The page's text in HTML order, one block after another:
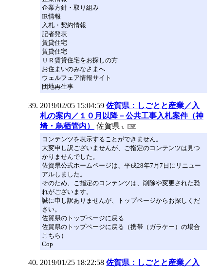
企業方針・取り組み
IR情報
入札・契約情報
記者発表
賃貸住宅
賃貸住宅
ＵＲ賃貸住宅をお探しの方
お住まいのみなさまへ
ウェルフェア情報サイト
団地再生事
2019/02/05 15:04:59 佐賀県：しごとと産業／入
札の案内／１０月以降－公共工事入札案件（神
埼・鳥栖管内）
佐賀県
コンテンツを表示することができません。
大変申し訳ございませんが、ご指定のコンテンツは見つ
かりませんでした。
佐賀県公式ホームページは、平成28年7月7日にリニュー
アルしました。
そのため、ご指定のコンテンツは、削除や変更された恐
れがございます。
誠に申し訳ありませんが、トップページからお探しくだ
さい。
佐賀県のトップページに戻る
佐賀県のトップページに戻る（携帯（ガラケー）の場合
こちら）
Cop
2019/01/25 18:22:58 佐賀県：しごとと産業／入